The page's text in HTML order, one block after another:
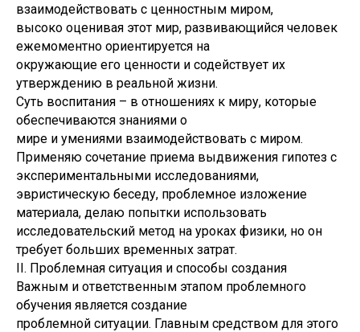
взаимодействовать с ценностным миром,
высоко оценивая этот мир, развивающийся человек
ежемоментно ориентируется на
окружающие его ценности и содействует их
утверждению в реальной жизни.
Суть воспитания – в отношениях к миру, которые
обеспечиваются знаниями о
мире и умениями взаимодействовать с миром.
Применяю сочетание приема выдвижения гипотез с
экспериментальными исследованиями,
эвристическую беседу, проблемное изложение
материала, делаю попытки использовать
исследовательский метод на уроках физики, но он
требует больших временных затрат.
II. Проблемная ситуация и способы создания
Важным и ответственным этапом проблемного
обучения является создание
проблемной ситуации. Главным средством для этого